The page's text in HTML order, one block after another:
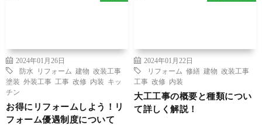
2024年01月26日
防水
リフォーム 建物 改装工事
塗装 外装工事 工事 改修 内装
キッ
チン
お得にリフォームしよう！リ
フォーム優遇制度について
2024年01月22日
リフォーム
修繕 建物 改装工事
工事 改修 内装
大工工事の概要と種類につい
て詳しく解説！